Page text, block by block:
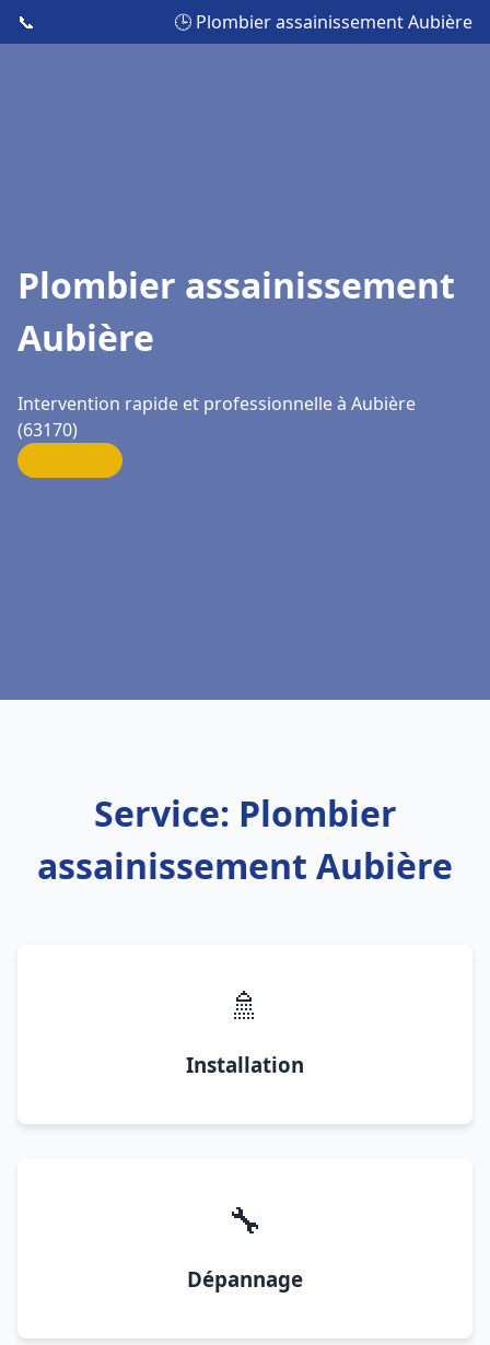
📞 🕒 Plombier assainissement Aubière
Plombier assainissement
Aubière
Intervention rapide et professionnelle à Aubière
(63170)
Service: Plombier
assainissement Aubière
🚿
Installation
🔧
Dépannage